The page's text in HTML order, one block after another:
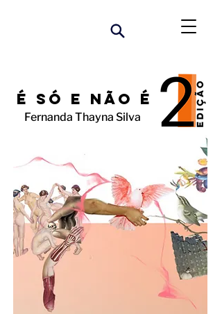
é só e não é
Fernanda Thayna Silva